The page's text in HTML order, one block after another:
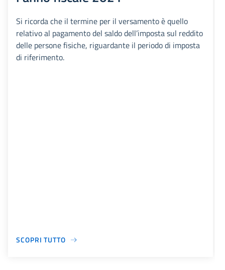
Si ricorda che il termine per il versamento è quello
relativo al pagamento del saldo dell’imposta sul reddito
delle persone fisiche, riguardante il periodo di imposta
di riferimento.
SCOPRI TUTTO